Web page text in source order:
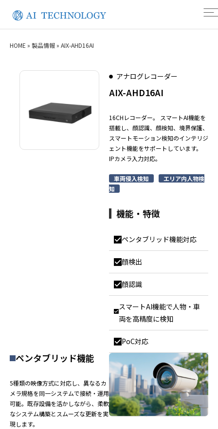
HOME » 製品情報 » AIX-AHD16AI
アナログレコーダー
AIX-AHD16AI
16CHレコーダー。 スマートAI機能を
搭載し、顔認識、顔検知、境界保護、
スマートモーション検知のインテリジ
ェント機能をサポートしています。
IPカメラ入力対応。
車両侵入検知
エリア内人物検
知
機能・特徴
ペンタブリッド機能対応
顔検出
顔認識
スマートAI機能で人物・車
両を高精度に検知
PoC対応
ペンタブリッド機能
5種類の映像方式に対応し、異なるカ
メラ規格を同一システムで接続・運用
可能。既存設備を活かしながら、柔軟
なシステム構築とスムーズな更新を実
現します。